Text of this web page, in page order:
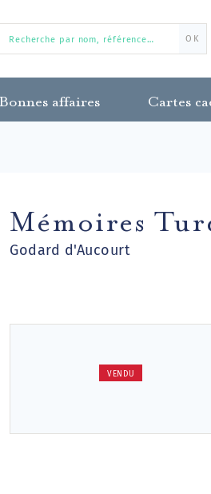
OK
Bonnes affaires Cartes
Mémoires
Godard d'Aucourt
VENDU